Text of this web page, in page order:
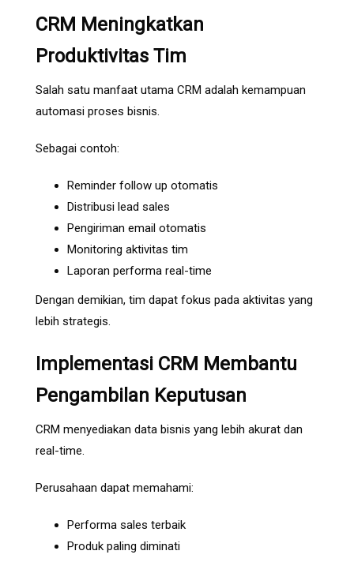
CRM Meningkatkan
Produktivitas Tim
Salah satu manfaat utama CRM adalah kemampuan
automasi proses bisnis.
Sebagai contoh:
Reminder follow up otomatis
Distribusi lead sales
Pengiriman email otomatis
Monitoring aktivitas tim
Laporan performa real-time
Dengan demikian, tim dapat fokus pada aktivitas yang
lebih strategis.
Implementasi CRM Membantu
Pengambilan Keputusan
CRM menyediakan data bisnis yang lebih akurat dan
real-time.
Perusahaan dapat memahami:
Performa sales terbaik
Produk paling diminati